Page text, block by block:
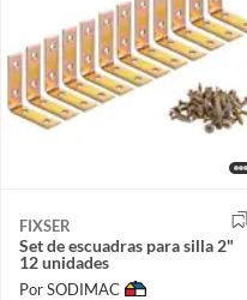
FIXSER
Set de escuadras para silla 2"
12 unidades
Por SODIMAC